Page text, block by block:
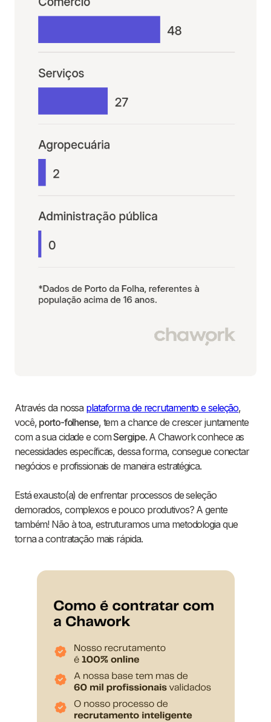
Através da nossa plataforma de recrutamento e seleção,
você, porto-folhense, tem a chance de crescer juntamente
com a sua cidade e comSergipe. A Chawork conhece as
necessidades específicas, dessa forma, consegue conectar
negócios e profissionais de maneira estratégica.
Está exausto(a) de enfrentar processos de seleção
demorados, complexos e pouco produtivos? A gente
também! Não à toa, estruturamos uma metodologia que
torna a contratação mais rápida.